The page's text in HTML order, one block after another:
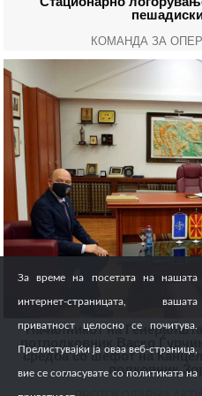
КОМАНДА ЗА
Началникот на
потполковник Васко
средба со шефот на
полковник
За време на посетата на нашата
интернет-страницата, вашата
приватност целосно се почитува.
Прелистувајќи ја оваа веб-страница,
вие се согласувате со политиката на